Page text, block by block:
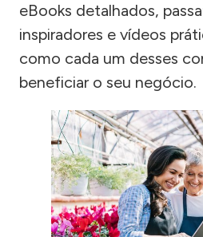
eBooks detalhados,
inspiradores e vídeos
como cada um desses
beneficiar o seu negócio.